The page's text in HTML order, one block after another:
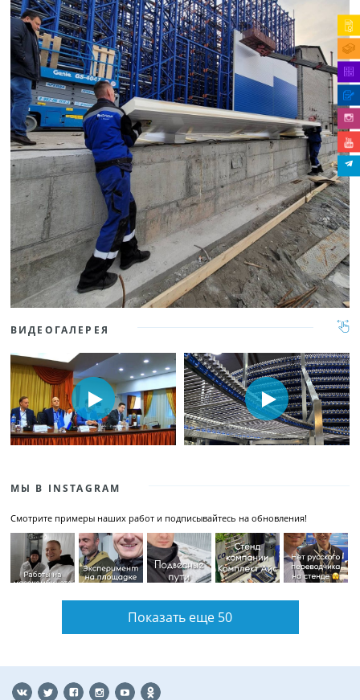
ВИДЕОГАЛЕРЕЯ
МЫ В INSTAGRAM
Смотрите примеры наших работ и подписывайтесь на обновления!
Показать еще 50